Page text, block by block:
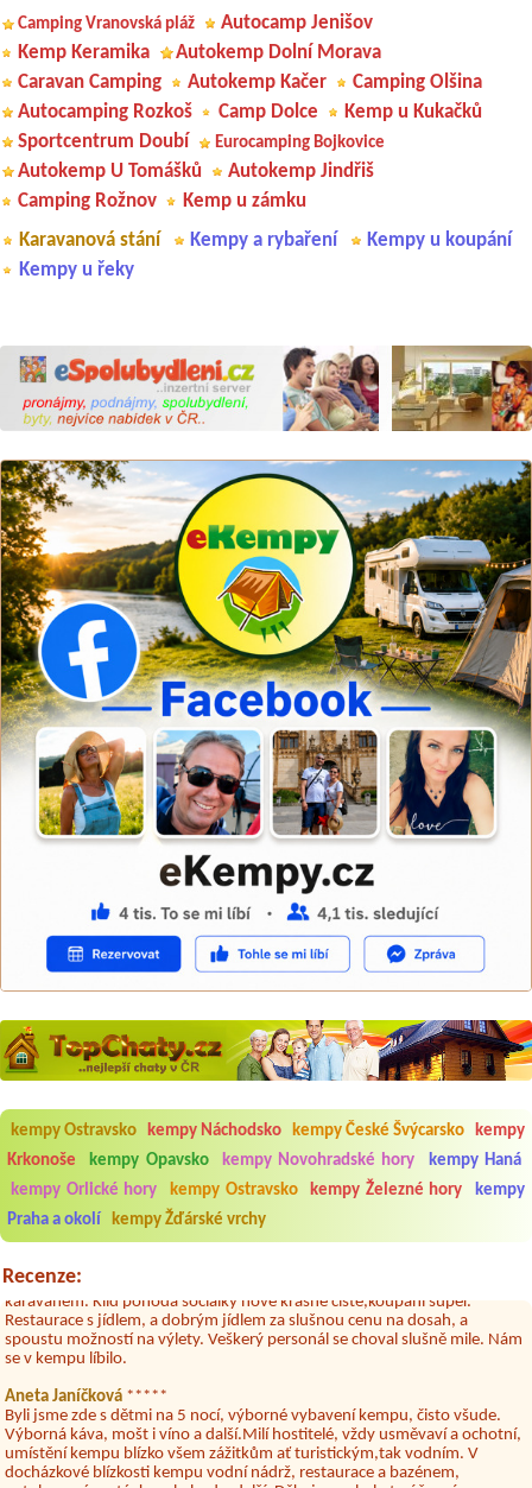
Camping Vranovská pláž
Autocamp Jenišov
Kemp Keramika
Autokemp Dolní Morava
Caravan Camping
Autokemp Kačer
Camping Olšina
Autocamping Rozkoš
Camp Dolce
Kemp u Kukačků
Sportcentrum Doubí
Eurocamping Bojkovice
Autokemp U Tomášků
Autokemp Jindřiš
Camping Rožnov
Kemp u zámku
Karavanová stání
Kempy a rybaření
Kempy u koupání
Kempy u řeky
kempy Ostravsko kempy Náchodsko kempy České Švýcarsko
kempy
Krkonoše
kempy Opavsko kempy Novohradské hory
kempy Haná
kempy Orlické hory
kempy Ostravsko kempy Železné hory
kempy
Praha a okolí
kempy Žďárské vrchy
Recenze:
Aneta Melicharová***
V umývárně i na WC bylo vždy čisto, doplněný papír i utěrky, což při
množství návštěvníků není samozřejmost. V kempu je obchod a
restaurace, kebab a další občerstvení. Co nás ale velice zklamalo byl
celodenní hluk z repráků u stanů a absolutní bezohlednost ostatních
ubytovaných. Přes den jsem si připadala jak na pouti- z každého koutu
hrála jiná hudba.Kemp pěkný, ale takový rámus jsme ještě nezažili...
Chtěli jsme být týden,byli jsme dva. Na začátku prázdnin. Přijeli jsme
Restaurace s jídlem, a dobrým jídlem za slušnou cenu na dosah, a
spoustu možností na výlety. Veškerý personál se choval slušně mile. Nám
se v kempu líbilo.
Aneta Janíčková *****
Byli jsme zde s dětmi na 5 nocí, výborné vybavení kempu, čisto všude.
Výborná káva, mošt i víno a další.Milí hostitelé, vždy usměvaví a ochotní,
umístění kempu blízko všem zážitkům ať turistickým,tak vodním. V
docházkové blízkosti kempu vodní nádrž, restaurace a bazénem,
autobusová zastávka, obchod a další. Děkujeme, bylo to úžasné.